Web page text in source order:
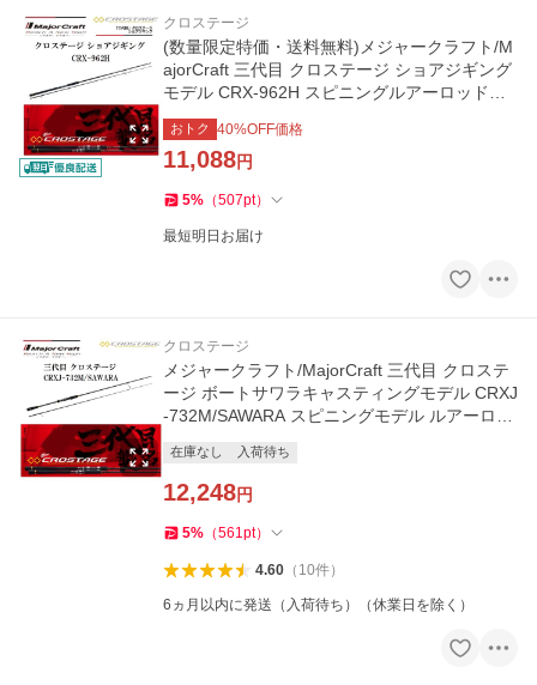
クロステージ
(数量限定特価・送料無料)メジャークラフト/M
ajorCraft 三代目 クロステージ ショアジギング
モデル CRX-962H スピニングルアーロッド青
物・太刀魚・シーバス
おトク 40%OFF価格
11,088円
5% （507pt）
最短明日お届け
クロステージ
メジャークラフト/MajorCraft 三代目 クロステ
ージ ボートサワラキャスティングモデル CRXJ
-732M/SAWARA スピニングモデル ルアーロッ
在庫なし 入荷待ち
12,248円
5% （561pt）
4.60（ 10件）
6ヵ月以内に発送（入荷待ち）（休業日を除く）